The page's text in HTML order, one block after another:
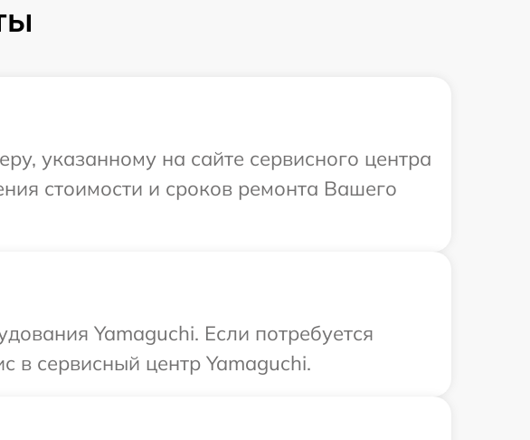
указанному на сайте сервисного центра
стоимости и сроков ремонта Вашего
Yamaguchi. Если потребуется
в сервисный центр Yamaguchi.